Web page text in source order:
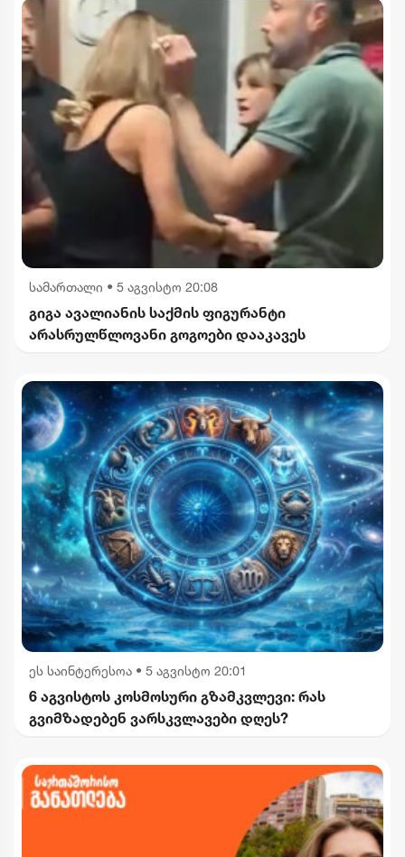
სამართალი • 5 აგვისტო 20:08
გიგა ავალიანის საქმის ფიგურანტი
არასრულწლოვანი გოგოები დააკავეს
ეს საინტერესოა • 5 აგვისტო 20:01
6 აგვისტოს კოსმოსური გზამკვლევი: რას
გვიმზადებენ ვარსკვლავები დღეს?